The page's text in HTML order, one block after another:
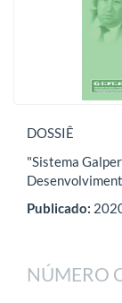
DOSSIÊ
"Sistema
Publicado:
NÚMERO